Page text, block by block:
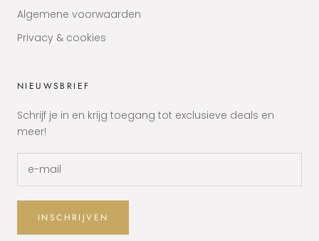
Algemene voorwaarden
Privacy & cookies
NIEUWSBRIEF
Schrijf je in en krijg toegang tot exclusieve deals en
meer!
INSCHRIJVEN